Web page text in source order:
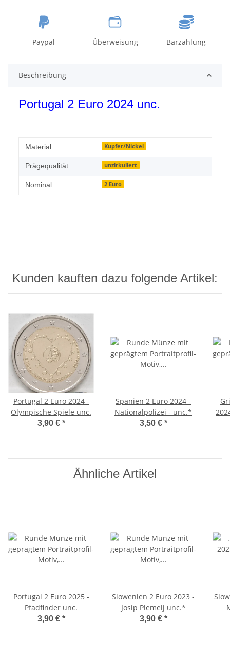
Paypal Überweisung Barzahlung
Beschreibung
Portugal 2 Euro 2024 unc.
Produkteigenschaft
Wert
Material: Kupfer/Nickel
Prägequalität: unzirkuliert
Nominal: 2 Euro
Kunden kauften dazu folgende Artikel:
Portugal 2 Euro 2024 -
Olympische Spiele unc.
3,90 € *
Spanien 2 Euro 2024 -
Nationalpolizei - unc.*
3,50 € *
Ähnliche Artikel
Portugal 2 Euro 2025 -
Pfadfinder unc.
3,90 € *
Slowenien 2 Euro 2023 -
Josip Plemelj unc.*
3,90 € *